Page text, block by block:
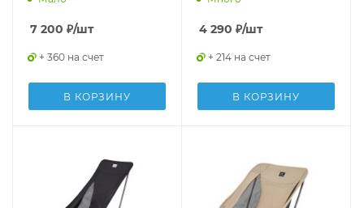
7 200 ₽/шт
+ 360 на счет
В КОРЗИНУ
4 290 ₽/шт
+ 214 на счет
В КОРЗИНУ